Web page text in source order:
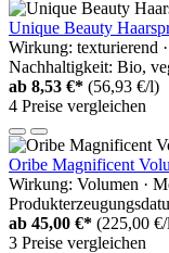
Unique Beauty
Wirkung: texturierend
Nachhaltigkeit: Bio,
ab 8,53 €* (56,93 €/l)
4 Preise vergleichen
Oribe Magnificent
Wirkung: Volumen ·
ab 45,00 €* (225,00
3 Preise vergleichen